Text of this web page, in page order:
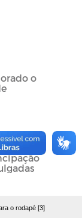
o
05, 06
o rodapé [3]